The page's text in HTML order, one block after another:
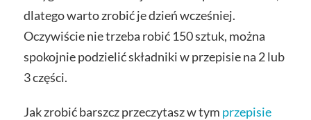
dlatego warto zrobić je dzień wcześniej.
Oczywiście nie trzeba robić 150 sztuk, można
spokojnie podzielić składniki w przepisie na 2 lub
3 części.
Jak zrobić barszcz przeczytasz w tym przepisie